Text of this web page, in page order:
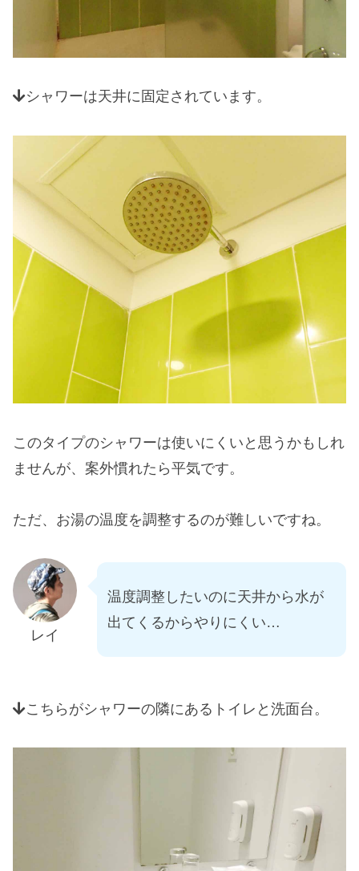
シャワーは天井に固定されています。
このタイプのシャワーは使いにくいと思うかもしれ
ませんが、案外慣れたら平気です。
ただ、お湯の温度を調整するのが難しいですね。
レイ
温度調整したいのに天井から水が
出てくるからやりにくい…
こちらがシャワーの隣にあるトイレと洗面台。